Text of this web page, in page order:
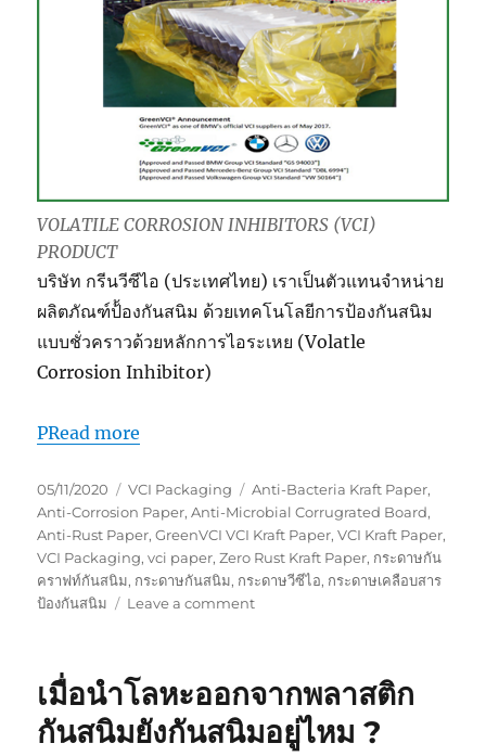
VOLATILE CORROSION INHIBITORS (VCI)
PRODUCT
บริษัท กรีนวีซีไอ (ประเทศไทย) เราเป็นตัวแทนจำหน่าย
ผลิตภัณฑ์ป้้องกันสนิม ด้วยเทคโนโลยีการป้องกันสนิม
แบบชั่วคราวด้วยหลักการไอระเหย (Volatle
Corrosion Inhibitor)
PRead more
Posted
on
05/11/2020 Categories
VCI Packaging Tags
Anti-Bacteria Kraft Paper,
Anti-Corrosion Paper,Anti-Microbial Corrugrated Board,
Anti-Rust Paper,GreenVCI VCI Kraft Paper,VCI Kraft Paper,
VCI Packaging,vci paper,Zero Rust Kraft Paper, กระดาษกัน
คราฟท์กันสนิม, กระดาษกันสนิม, กระดาษวีซีไอ, กระดาษเคลือบสาร
ป้องกันสนิม
Leave a commenton
เมื่อนำโลหะออกจากพลาสติก
กันสนิมยังกันสนิมอยู่ไหม ?